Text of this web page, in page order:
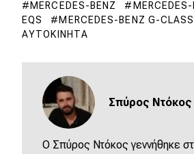
MERCEDES-BENZ
EQS
MERCEDES-BENZ G-
ΑΥΤΟΚΊΝΗΤΑ
Σπύρος Ντόκος
O Σπύρος Ντόκος γεννήθηκε